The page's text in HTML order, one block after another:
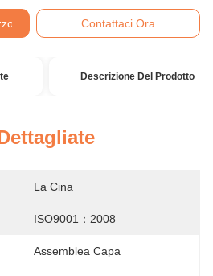
Contattaci Ora
Descrizione Del Prodotto
La Cina
ISO9001：2008
Assemblea Capa